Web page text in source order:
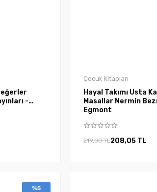
-
Çocuk Kitapları
Hayal Takımı Usta
Masallar Nermin
Egmont
219,00 TL208,05 TL
%5